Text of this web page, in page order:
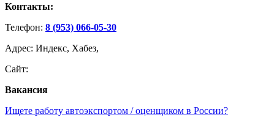
Контакты:
Телефон: 8 (953) 066-05-30
Адрес: Индекс, Хабез,
Сайт:
Вакансия
Ищете работу автоэкспортом / оценщиком в России?